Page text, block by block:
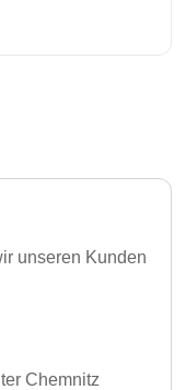
unseren Kunden
Chemnitz